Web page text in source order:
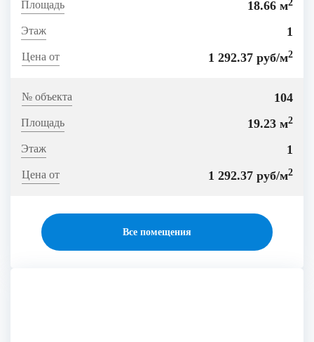
18.66 м2
1
1 292.37 руб/м2
104
19.23 м2
1
1 292.37 руб/м2
Все помещения